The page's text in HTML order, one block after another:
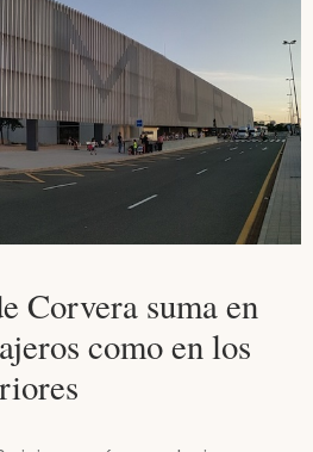
Corvera suma en
como en los